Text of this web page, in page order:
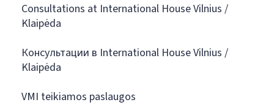
Consultations at International House Vilnius /
Klaipėda
Консультации в International House Vilnius /
Klaipėda
VMI teikiamos paslaugos